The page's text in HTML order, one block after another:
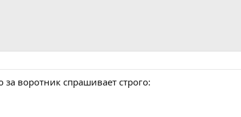
воротник спрашивает строго: